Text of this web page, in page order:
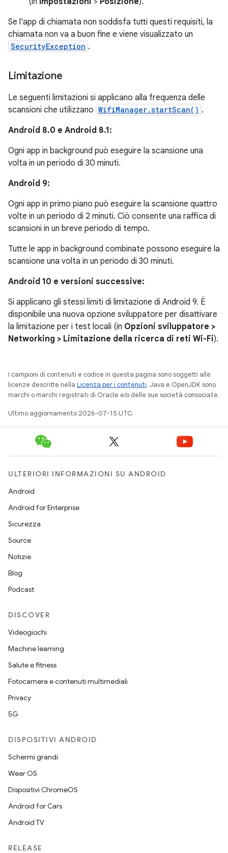
Se l'app di chiamata non soddisfa tutti questi requisiti, la
chiamata non va a buon fine e viene visualizzato un
SecurityException .
Limitazione
Le seguenti limitazioni si applicano alla frequenza delle
scansioni che utilizzano WifiManager.startScan() .
Android 8.0 e Android 8.1:
Ogni app in background può eseguire la scansione una
volta in un periodo di 30 minuti.
Android 9:
Ogni app in primo piano può eseguire la scansione quattro
volte in un periodo di 2 minuti. Ciò consente una raffica di
scansioni in un breve periodo di tempo.
Tutte le app in background combinate possono eseguire la
scansione una volta in un periodo di 30 minuti.
Android 10 e versioni successive:
Si applicano gli stessi limiti di limitazione di Android 9. È
disponibile una nuova opzione sviluppatore per disattivare
la limitazione per i test locali (in Opzioni sviluppatore >
Networking > Limitazione della ricerca di reti Wi-Fi).
I campioni di contenuti e codice in questa pagina sono soggetti alle
licenze descritte nella Licenza per i contenuti. Java e OpenJDK sono
marchi o marchi registrati di Oracle e/o delle sue società consociate.
Ultimo aggiornamento 2026-07-15 UTC.
ULTERIORI INFORMAZIONI SU ANDROID
Android
Android for Enterprise
Sicurezza
Source
Notizie
Blog
Podcast
DISCOVER
Videogiochi
Machine learning
Salute e fitness
Fotocamera e contenuti multimediali
Privacy
5G
DISPOSITIVI ANDROID
Schermi grandi
Wear OS
Dispositivi ChromeOS
Android for Cars
Android TV
RELEASE